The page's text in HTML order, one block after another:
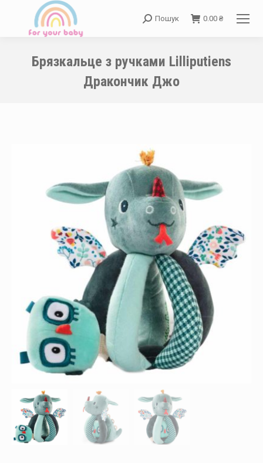
Search:
Пошук 0.00 ₴
Брязкальце з ручками Lilliputiens
Дракончик Джо